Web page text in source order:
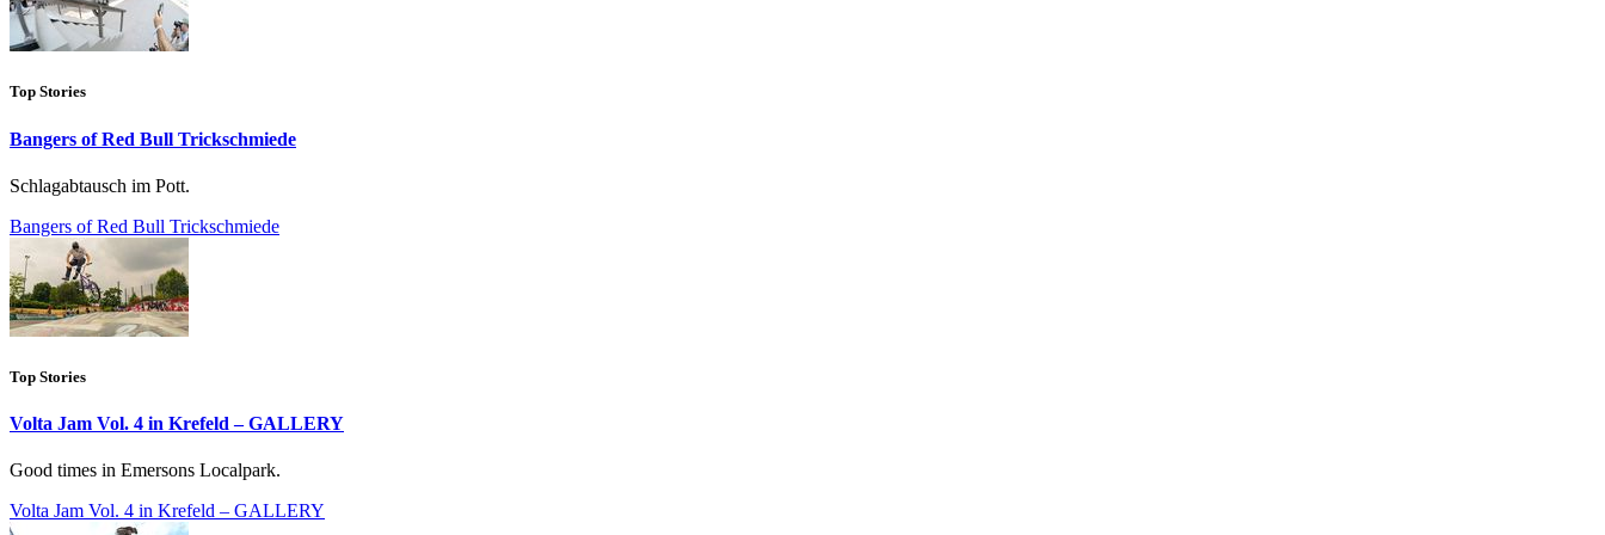
Top Stories
Bangers of Red Bull Trickschmiede
Schlagabtausch im Pott.
Bangers of Red Bull Trickschmiede
Top Stories
Volta Jam Vol. 4 in Krefeld – GALLERY
Good times in Emersons Localpark.
Volta Jam Vol. 4 in Krefeld – GALLERY